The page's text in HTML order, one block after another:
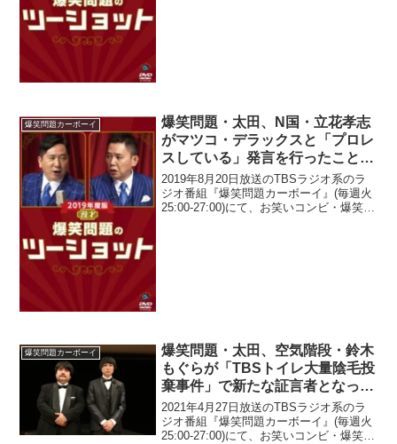
爆笑問題カーボーイ
爆笑問題・太田、N国・立花孝志
がマツコ・デラックスと「プロレ
スしている」発言を行ったことに
苦言「それダメなんだよ、絶対言
っちゃ」
2019年8月20日放送のTBSラジオ系のラ
ジオ番組『爆笑問題カーボーイ』(毎週火
25:00-27:00)にて、お笑いコンビ・爆笑問
爆笑問題カーボーイ
爆笑問題・太田、空気階段・鈴木
もぐらが「TBSトイレ大量陰毛投
棄事件」で新たな証言者となった
ことに驚き「アイツ、見てたんだ
ぜ」
2021年4月27日放送のTBSラジオ系のラ
ジオ番組『爆笑問題カーボーイ』(毎週火
25:00-27:00)にて、お笑いコンビ・爆笑問